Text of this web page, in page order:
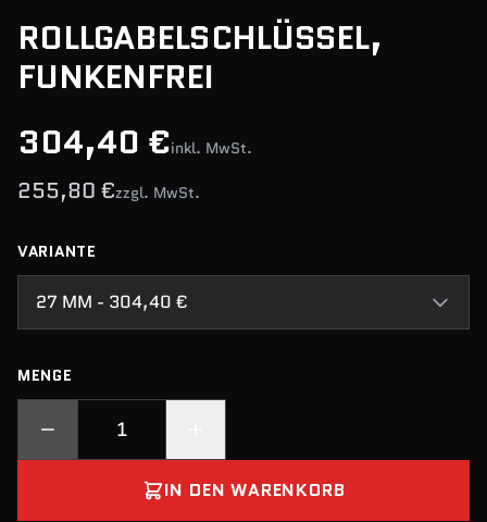
ROLLGABELSCHLÜSSEL,
FUNKENFREI
304,40 €inkl. MwSt.
255,80 €zzgl. MwSt.
VARIANTE
27 MM - 304,40 €
MENGE
IN DEN WARENKORB